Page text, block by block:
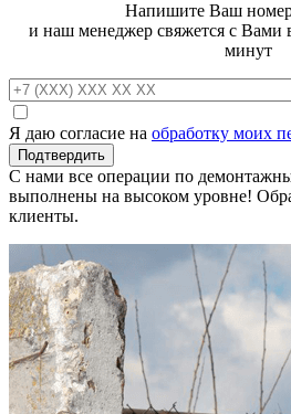
Напишите Ваш номер
и наш менеджер свяжется с Вами
минут
Я даю согласие на обработку моих
С нами все операции по
выполнены на высоком уровне!
клиенты.